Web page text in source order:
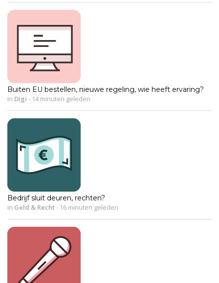
Buiten EU bestellen, nieuwe regeling, wie heeft ervaring?
in Digi - 14 minuten geleden
Bedrijf sluit deuren, rechten?
in Geld & Recht- 16 minuten geleden